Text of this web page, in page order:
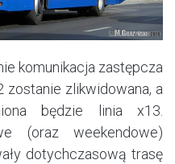
komunikacja zastępcza
zostanie zlikwidowana, a
będzie linia x13.
(oraz weekendowe)
dotychczasową trasę